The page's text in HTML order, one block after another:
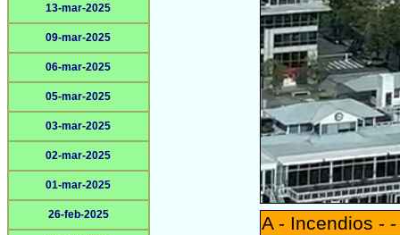
13-mar-2025
09-mar-2025
06-mar-2025
05-mar-2025
03-mar-2025
02-mar-2025
01-mar-2025
26-feb-2025 A - Incendios -